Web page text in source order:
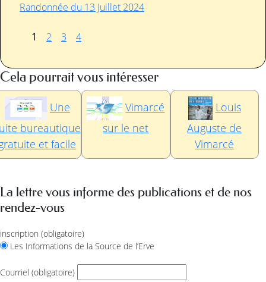
Randonnée du 13 Juillet 2024
1 2 3 4
Cela pourrait vous intéresser
Une
bureautique
et facile
Vimarcé
sur le net
Louis
Auguste de
Vimarcé
La lettre vous informe des publications et de nos
rendez-vous
inscription (obligatoire)
Les Informations de la Source de l’Erve
Courriel (obligatoire)